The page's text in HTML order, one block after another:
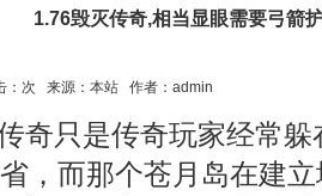
1.76毁灭传奇,相当显眼需要弓箭
次 来源：本站 作者：admin
奇只是传奇玩家经常躲
，而那个苍月岛在建